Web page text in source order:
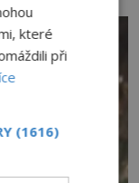
které
při
(1616)